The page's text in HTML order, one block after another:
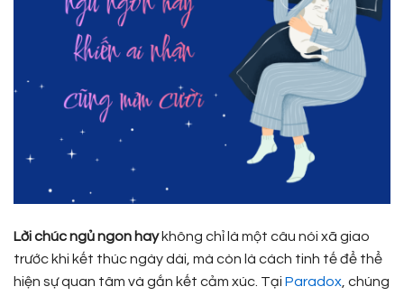
Lời chúc ngủ ngon haykhông chỉ là một câu nói xã giao
trước khi kết thúc ngày dài, mà còn là cách tinh tế để thể
hiện sự quan tâm và gắn kết cảm xúc. Tại Paradox, chúng